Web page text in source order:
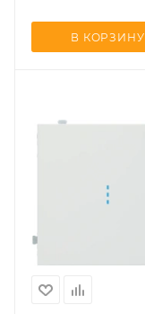
В КОРЗИНУ